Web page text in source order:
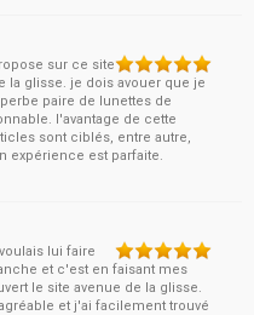
sur ce site
la glisse. je dois avouer que je
paire de lunettes de
l'avantage de cette
sont ciblés, entre autre,
expérience est parfaite.
lui faire
et c'est en faisant mes
le site avenue de la glisse.
et j'ai facilement trouvé